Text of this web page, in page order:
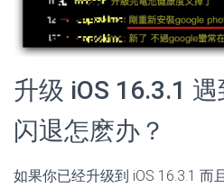
升级 iOS 16.3.1
闪退怎麽办？
如果你已经升级到 iOS 16.3.1 而